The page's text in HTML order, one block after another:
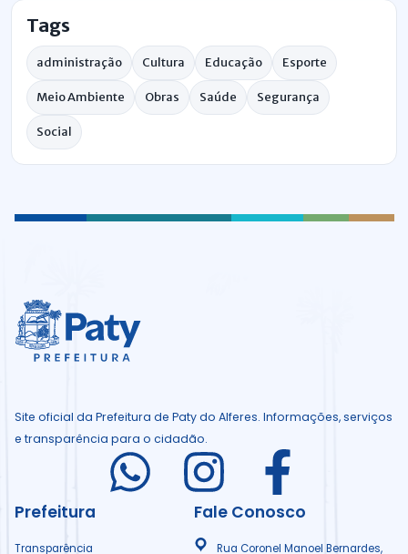
Tags
administração Cultura Educação Esporte
Meio Ambiente Obras Saúde Segurança
Social
Site oficial da Prefeitura de Paty do Alferes. Informações, serviços
e transparência para o cidadão.
I I
c
I
c
Prefeitura
Transparência
Fale Conosco
Rua Coronel Manoel Bernardes,